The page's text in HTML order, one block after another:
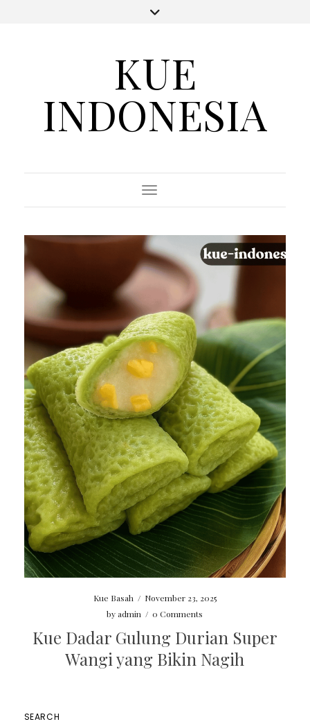
KUE
INDONESIA
Toggle Navigation
Kue Basah / November 23, 2025
byadmin / 0 Comments
Kue Dadar Gulung Durian Super
Wangi yang Bikin Nagih
SEARCH